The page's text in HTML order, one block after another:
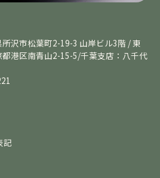
沢市松葉町2-19-3 山岸ビル3階 / 東
都港区南青山2-15-5/千葉支店：八千代
記